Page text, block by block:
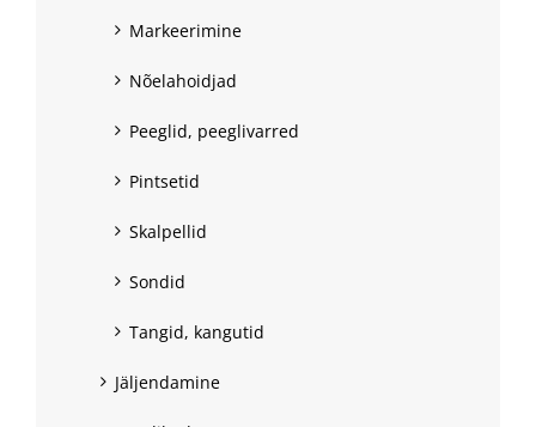
Markeerimine
Nõelahoidjad
Peeglid, peeglivarred
Pintsetid
Skalpellid
Sondid
Tangid, kangutid
Jäljendamine